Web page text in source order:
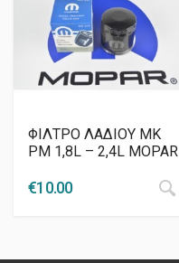
ΦΙΛΤΡΟ ΛΑΔΙΟΥ MK
PM 1,8L – 2,4L MOPAR
€10.00